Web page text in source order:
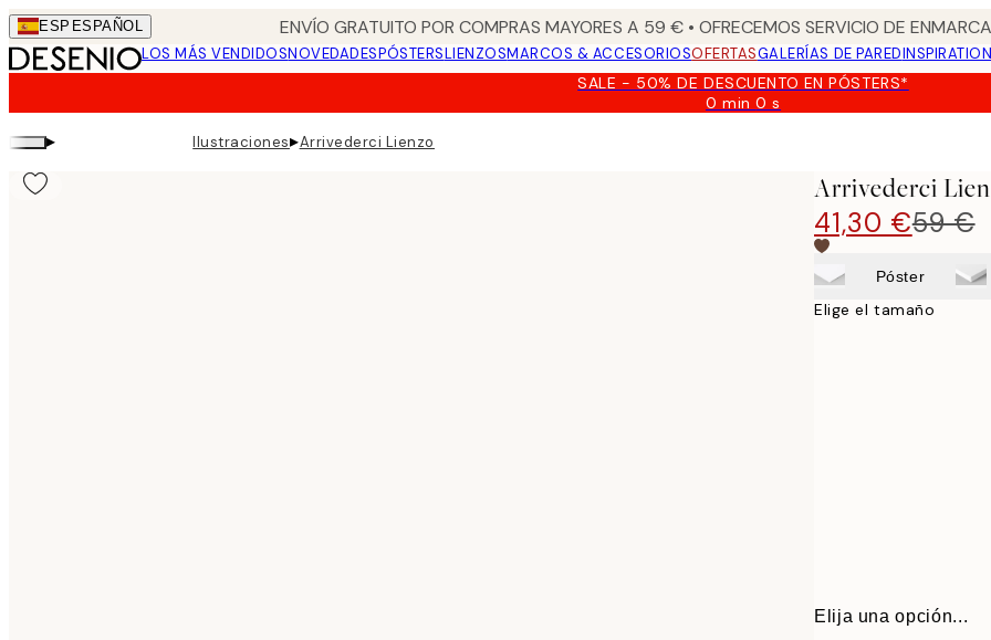
Skip
to
main
ESP ESPAÑOL ENVÍO GRATUITO POR COMPRAS MAYORES A 59 € • OFRECEMOS SERVICIO DE
LOS MÁS VENDIDOSNOVEDADESPÓSTERSLIENZOSMARCOS & ACCESORIOSOFERTASGALERÍAS DE PARED
SALE - 50% DE DESCUENTO EN PÓSTERS*
0 min0 s
Válido
▸ Ilustraciones▸Arrivederci Lienzo
Arrivederci
41,30 €59 €
Póster
Elige el tamaño
Elija una opción...